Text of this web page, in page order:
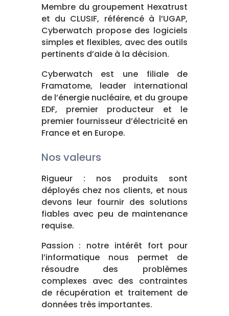
Membre du groupement Hexatrust
et du CLUSIF, référencé à l’UGAP,
Cyberwatch propose des logiciels
simples et flexibles, avec des outils
pertinents d’aide à la décision.
Cyberwatch est une filiale de
Framatome, leader international
de l’énergie nucléaire, et du groupe
EDF, premier producteur et le
premier fournisseur d’électricité en
France et en Europe.
Nos valeurs
Rigueur : nos produits sont
déployés chez nos clients, et nous
devons leur fournir des solutions
fiables avec peu de maintenance
requise.
Passion : notre intérêt fort pour
l’informatique nous permet de
résoudre des problèmes
complexes avec des contraintes
de récupération et traitement de
données très importantes.